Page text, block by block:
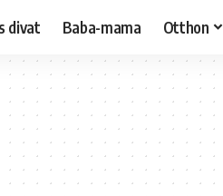
divat Baba-mama Otthon